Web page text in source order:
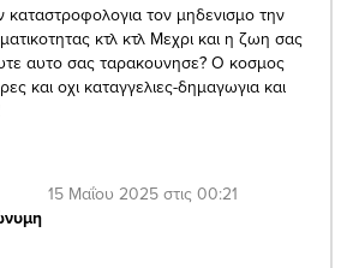
καταστροφολογια τον μηδενισμο την
κτλ κτλ Μεχρι και η ζωη σας
αυτο σας ταρακουνησε? Ο κοσμος
και οχι καταγγελιες-δημαγωγια και
15 Μαΐου 2025 στις 00:21